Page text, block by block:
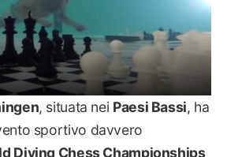
, situata nei Paesi Bassi, ha
sportivo davvero
Diving Chess Championships